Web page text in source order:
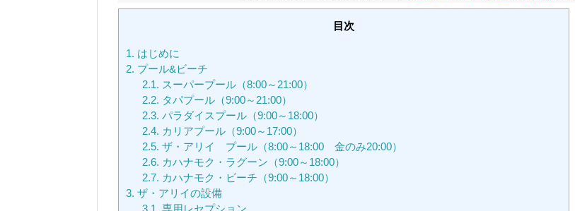
目次
1. はじめに
2. プール&ビーチ
2.1. スーパープール（8:00～21:00）
2.2. タパプール（9:00～21:00）
2.3. パラダイスプール（9:00～18:00）
2.4. カリアプール（9:00～17:00）
2.5. ザ・アリイ プール（8:00～18:00 金のみ20:00）
2.6. カハナモク・ラグーン（9:00～18:00）
2.7. カハナモク・ビーチ（9:00～18:00）
3. ザ・アリイの設備
3.1. 専用レセプション